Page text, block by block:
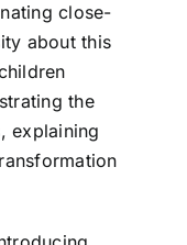
close-
about this
the
explaining